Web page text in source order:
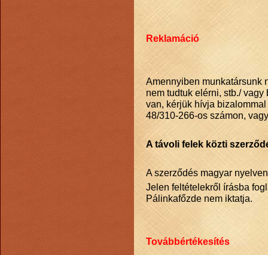
Reklamáció
Amennyiben munkatársunk
nem tudtuk elérni, stb./
van, kérjük hívja
48/310-266-os számon,
A távoli felek közti
A szerződés magyar
Jelen feltételekről írásba
Pálinkafőzde nem iktatja.
Továbbértékesítés